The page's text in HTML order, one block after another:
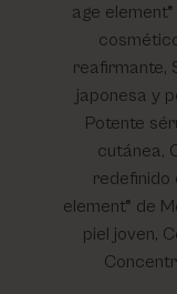
age
reafirmante,
japonesa y
Potente
cutánea,
redefinido
element® de
piel joven,